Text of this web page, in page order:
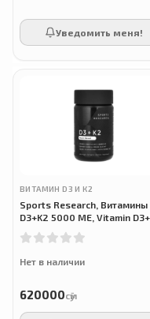
Уведомить меня!
ВИТАМИН D3 И К2
Sports Research, Витамины
D3+K2 5000 МЕ, Vitamin
120 растительных капсул
Нет в наличии
620000сӯм